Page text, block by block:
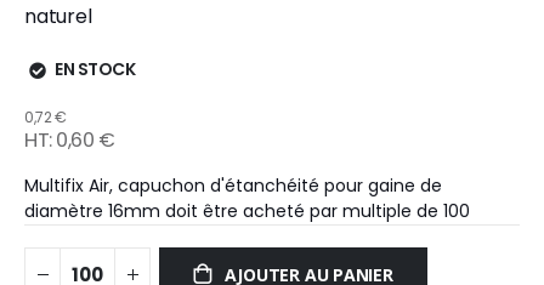
naturel
EN STOCK
0,72 €
0,60 €
Multifix Air, capuchon d'étanchéité pour gaine de
diamètre 16mm doit être acheté par multiple de 100
AJOUTER AU PANIER